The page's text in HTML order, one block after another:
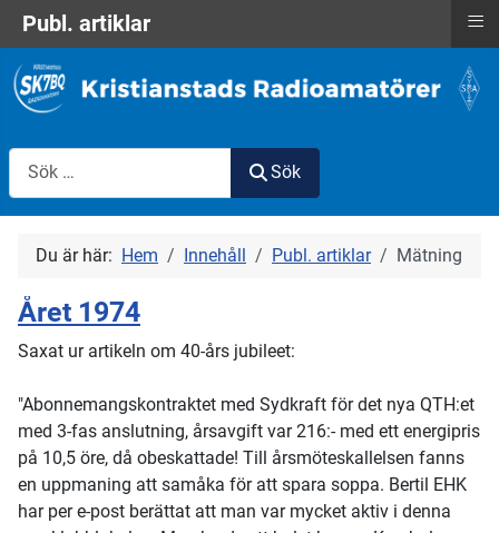
Sök
Sök
Du är här: Hem Innehåll Publ. artiklar Mätning
Året 1974
Saxat ur artikeln om 40-års jubileet:
"Abonnemangskontraktet med Sydkraft för det nya QTH:et
med 3-fas anslutning, årsavgift var 216:- med ett energipris
på 10,5 öre, då obeskattade! Till årsmöteskallelsen fanns
en uppmaning att samåka för att spara soppa. Bertil EHK
har per e-post berättat att man var mycket aktiv i denna
Publ. artiklar ≡